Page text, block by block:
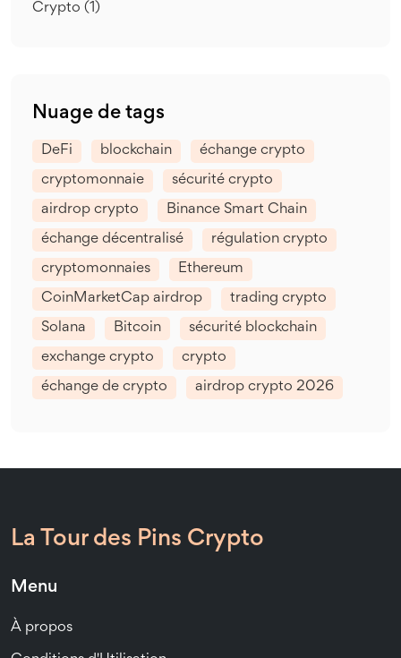
Crypto (1)
Nuage de tags
DeFi blockchain échange crypto
cryptomonnaie sécurité crypto
airdrop crypto Binance Smart Chain
échange décentralisé régulation crypto
cryptomonnaies Ethereum
CoinMarketCap airdrop trading crypto
Solana Bitcoin sécurité blockchain
exchange crypto crypto
échange de crypto airdrop crypto 2026
La Tour des Pins Crypto
Menu
À propos